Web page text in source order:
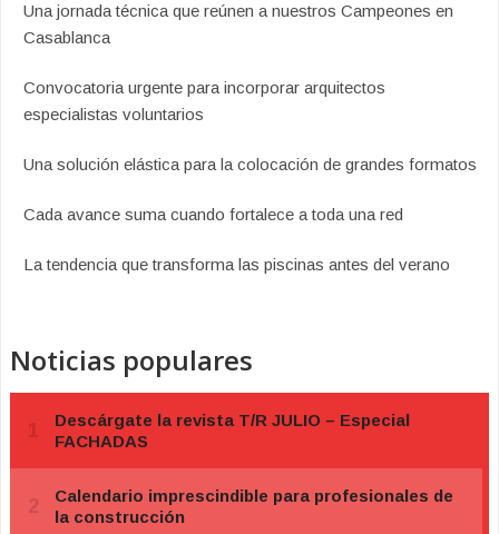
Una jornada técnica que reúnen a nuestros Campeones en
Casablanca
Convocatoria urgente para incorporar arquitectos
especialistas voluntarios
Una solución elástica para la colocación de grandes formatos
Cada avance suma cuando fortalece a toda una red
La tendencia que transforma las piscinas antes del verano
Noticias populares